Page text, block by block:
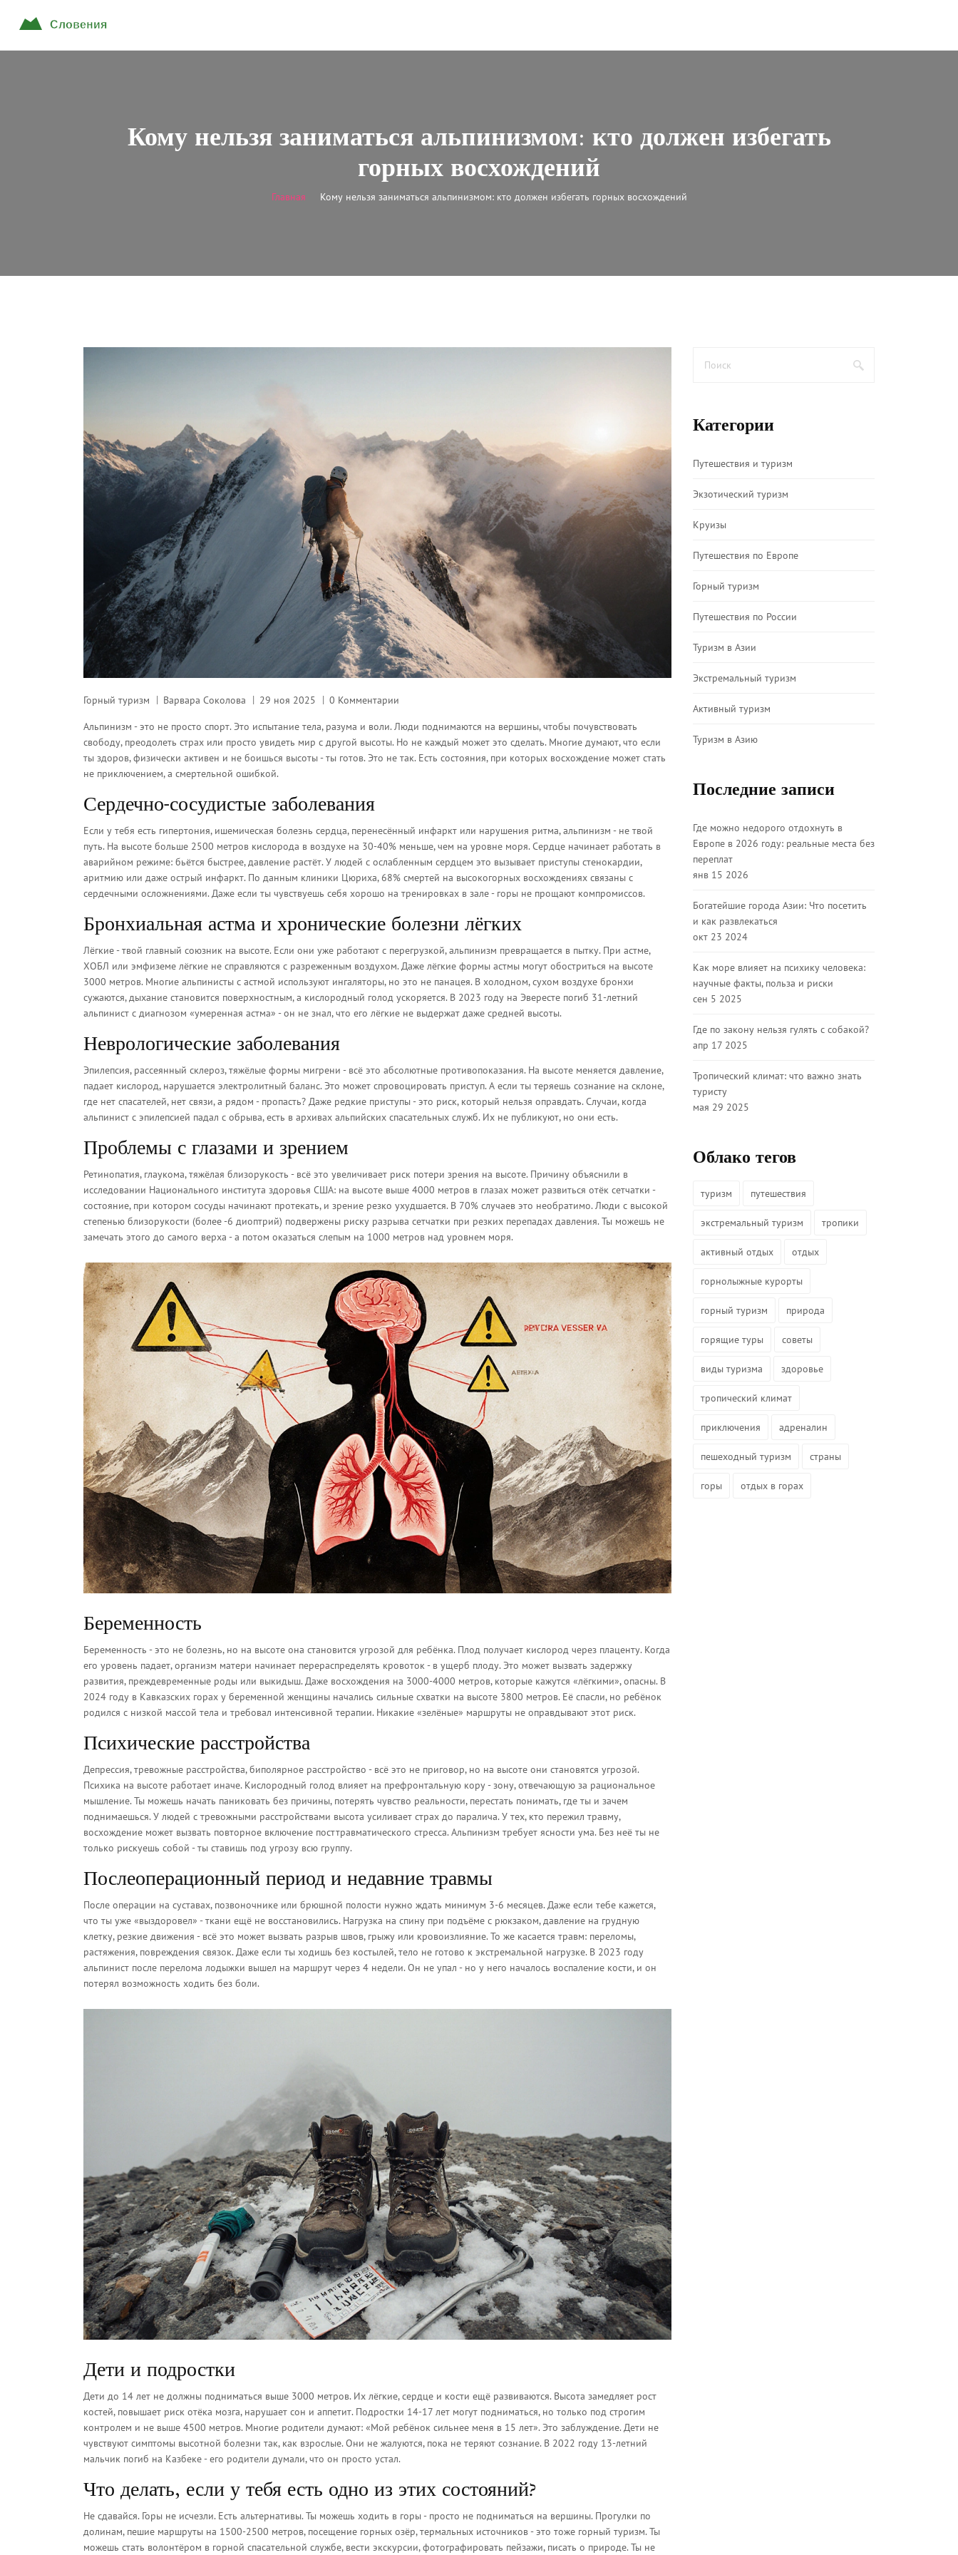
Кому нельзя заниматься альпинизмом: кто должен избегать
горных восхождений
Главная Кому нельзя заниматься альпинизмом: кто должен избегать горных восхождений
Горный туризм Варвара Соколова 29 ноя 2025 0 Комментарии
Альпинизм - это не просто спорт. Это испытание тела, разума и воли. Люди поднимаются на вершины, чтобы почувствовать
свободу, преодолеть страх или просто увидеть мир с другой высоты. Но не каждый может это сделать. Многие думают, что если
ты здоров, физически активен и не боишься высоты - ты готов. Это не так. Есть состояния, при которых восхождение может стать
не приключением, а смертельной ошибкой.
Сердечно-сосудистые заболевания
Если у тебя есть гипертония, ишемическая болезнь сердца, перенесённый инфаркт или нарушения ритма, альпинизм - не твой
путь. На высоте больше 2500 метров кислорода в воздухе на 30-40% меньше, чем на уровне моря. Сердце начинает работать в
аварийном режиме: бьётся быстрее, давление растёт. У людей с ослабленным сердцем это вызывает приступы стенокардии,
аритмию или даже острый инфаркт. По данным клиники Цюриха, 68% смертей на высокогорных восхождениях связаны с
сердечными осложнениями. Даже если ты чувствуешь себя хорошо на тренировках в зале - горы не прощают компромиссов.
Бронхиальная астма и хронические болезни лёгких
Лёгкие - твой главный союзник на высоте. Если они уже работают с перегрузкой, альпинизм превращается в пытку. При астме,
ХОБЛ или эмфиземе лёгкие не справляются с разреженным воздухом. Даже лёгкие формы астмы могут обостриться на высоте
3000 метров. Многие альпинисты с астмой используют ингаляторы, но это не панацея. В холодном, сухом воздухе бронхи
сужаются, дыхание становится поверхностным, а кислородный голод ускоряется. В 2023 году на Эвересте погиб 31-летний
альпинист с диагнозом «умеренная астма» - он не знал, что его лёгкие не выдержат даже средней высоты.
Неврологические заболевания
Эпилепсия, рассеянный склероз, тяжёлые формы мигрени - всё это абсолютные противопоказания. На высоте меняется давление,
падает кислород, нарушается электролитный баланс. Это может спровоцировать приступ. А если ты теряешь сознание на склоне,
где нет спасателей, нет связи, а рядом - пропасть? Даже редкие приступы - это риск, который нельзя оправдать. Случаи, когда
альпинист с эпилепсией падал с обрыва, есть в архивах альпийских спасательных служб. Их не публикуют, но они есть.
Проблемы с глазами и зрением
Ретинопатия, глаукома, тяжёлая близорукость - всё это увеличивает риск потери зрения на высоте. Причину объяснили в
исследовании Национального института здоровья США: на высоте выше 4000 метров в глазах может развиться отёк сетчатки -
состояние, при котором сосуды начинают протекать, и зрение резко ухудшается. В 70% случаев это необратимо. Люди с высокой
степенью близорукости (более -6 диоптрий) подвержены риску разрыва сетчатки при резких перепадах давления. Ты можешь не
замечать этого до самого верха - а потом оказаться слепым на 1000 метров над уровнем моря.
Беременность
Беременность - это не болезнь, но на высоте она становится угрозой для ребёнка. Плод получает кислород через плаценту. Когда
его уровень падает, организм матери начинает перераспределять кровоток - в ущерб плоду. Это может вызвать задержку
развития, преждевременные роды или выкидыш. Даже восхождения на 3000-4000 метров, которые кажутся «лёгкими», опасны. В
2024 году в Кавказских горах у беременной женщины начались сильные схватки на высоте 3800 метров. Её спасли, но ребёнок
родился с низкой массой тела и требовал интенсивной терапии. Никакие «зелёные» маршруты не оправдывают этот риск.
Психические расстройства
Депрессия, тревожные расстройства, биполярное расстройство - всё это не приговор, но на высоте они становятся угрозой.
Психика на высоте работает иначе. Кислородный голод влияет на префронтальную кору - зону, отвечающую за рациональное
мышление. Ты можешь начать паниковать без причины, потерять чувство реальности, перестать понимать, где ты и зачем
поднимаешься. У людей с тревожными расстройствами высота усиливает страх до паралича. У тех, кто пережил травму,
восхождение может вызвать повторное включение посттравматического стресса. Альпинизм требует ясности ума. Без неё ты не
только рискуешь собой - ты ставишь под угрозу всю группу.
Послеоперационный период и недавние травмы
После операции на суставах, позвоночнике или брюшной полости нужно ждать минимум 3-6 месяцев. Даже если тебе кажется,
что ты уже «выздоровел» - ткани ещё не восстановились. Нагрузка на спину при подъёме с рюкзаком, давление на грудную
клетку, резкие движения - всё это может вызвать разрыв швов, грыжу или кровоизлияние. То же касается травм: переломы,
растяжения, повреждения связок. Даже если ты ходишь без костылей, тело не готово к экстремальной нагрузке. В 2023 году
альпинист после перелома лодыжки вышел на маршрут через 4 недели. Он не упал - но у него началось воспаление кости, и он
потерял возможность ходить без боли.
Дети и подростки
Дети до 14 лет не должны подниматься выше 3000 метров. Их лёгкие, сердце и кости ещё развиваются. Высота замедляет рост
костей, повышает риск отёка мозга, нарушает сон и аппетит. Подростки 14-17 лет могут подниматься, но только под строгим
контролем и не выше 4500 метров. Многие родители думают: «Мой ребёнок сильнее меня в 15 лет». Это заблуждение. Дети не
чувствуют симптомы высотной болезни так, как взрослые. Они не жалуются, пока не теряют сознание. В 2022 году 13-летний
мальчик погиб на Казбеке - его родители думали, что он просто устал.
Что делать, если у тебя есть одно из этих состояний?
Не сдавайся. Горы не исчезли. Есть альтернативы. Ты можешь ходить в горы - просто не подниматься на вершины. Прогулки по
долинам, пешие маршруты на 1500-2500 метров, посещение горных озёр, термальных источников - это тоже горный туризм. Ты
можешь стать волонтёром в горной спасательной службе, вести экскурсии, фотографировать пейзажи, писать о природе. Ты не
Категории
Путешествия и туризм
Экзотический туризм
Круизы
Путешествия по Европе
Горный туризм
Путешествия по России
Туризм в Азии
Экстремальный туризм
Активный туризм
Туризм в Азию
Последние записи
Где можно недорого отдохнуть в
Европе в 2026 году: реальные места без
переплат
янв 15 2026
Богатейшие города Азии: Что посетить
и как развлекаться
окт 23 2024
Как море влияет на психику человека:
научные факты, польза и риски
сен 5 2025
Где по закону нельзя гулять с собакой?
апр 17 2025
Тропический климат: что важно знать
туристу
мая 29 2025
Облако тегов
туризм путешествия
экстремальный туризм тропики
активный отдых отдых
горнолыжные курорты
горный туризм природа
горящие туры советы
виды туризма здоровье
тропический климат
приключения адреналин
пешеходный туризм страны
горы отдых в горах